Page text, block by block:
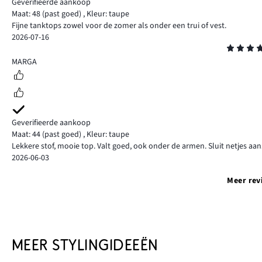
Geverifieerde aankoop
Maat: 48 (past goed) , Kleur: taupe
Fijne tanktops zowel voor de zomer als onder een trui of vest.
2026-07-16
5
MARGA
Geverifieerde aankoop
Maat: 44 (past goed) , Kleur: taupe
Lekkere stof, mooie top. Valt goed, ook onder de armen. Sluit netjes
2026-06-03
Meer
MEER STYLINGIDEEËN